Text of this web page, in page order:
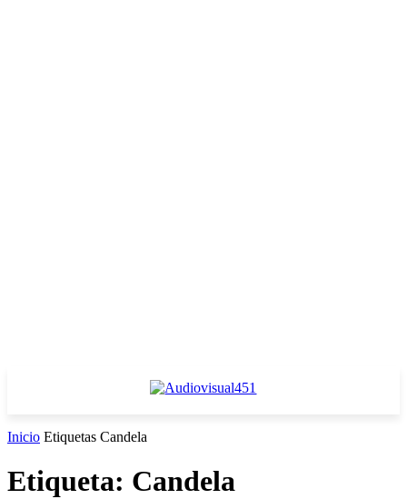
Inicio Etiquetas Candela
Etiqueta: Candela